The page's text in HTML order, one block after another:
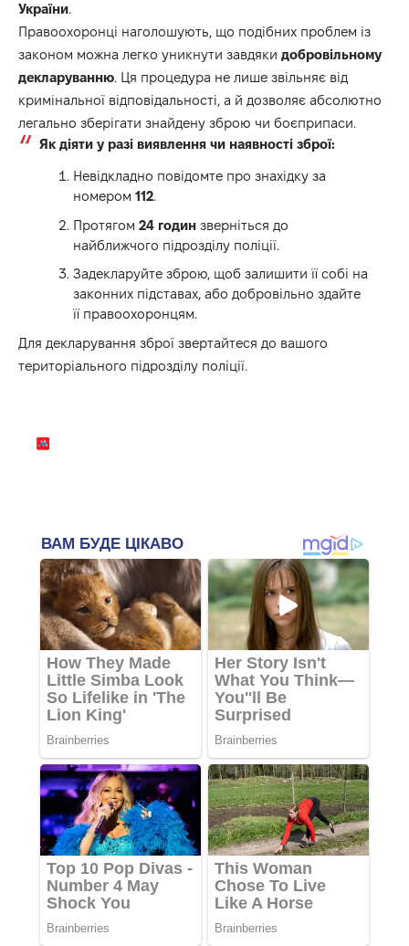
України.
Правоохоронці наголошують, що подібних проблем із
законом можна легко уникнути завдяки добровільному
декларуванню. Ця процедура не лише звільняє від
кримінальної відповідальності, а й дозволяє абсолютно
легально зберігати знайдену зброю чи боєприпаси.
Як діяти у разі виявлення чи наявності зброї:
Невідкладно повідомте про знахідку за
номером 112.
Протягом 24 годин зверніться до
найближчого підрозділу поліції.
Задекларуйте зброю, щоб залишити її собі на
законних підставах, або добровільно здайте
її правоохоронцям.
Для декларування зброї звертайтеся до вашого
територіального підрозділу поліції.